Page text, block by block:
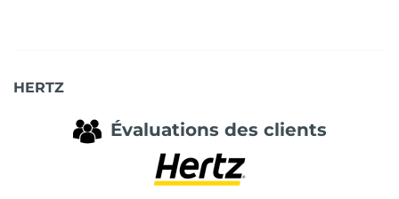
HERTZ
Évaluations des clients